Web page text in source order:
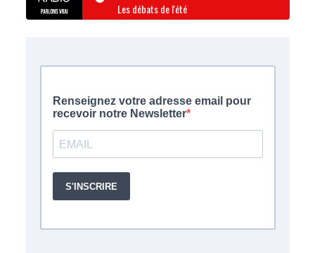
Les débats de l'été